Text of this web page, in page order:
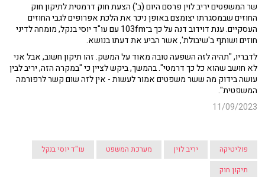
שר המשפטים יריב לוין פרסם היום (ב') הצעת חוק דרמטית לתיקון חוק
החוזים שבמסגרתו יצומצם באופן ניכר את הלכת אפרופים לגבי החוזים
העסקיים. ענת דוידוב דנה על כך ב־103fm עם עו"ד יוסי בנקל, מומחה לדיני
חוזים ושותף ב'שיבולת', אשר הביע את דעתו בנושא.
לדבריו, "תהיה לזה השפעה טובה מאוד על המשק. זהו תיקון חשוב, אבל אני
לא חושב שהוא כל כך דרמטי". בהמשך, ביקש לציין כי "במקרה הזה, יריב לבין
עושה בידוק מה ששר משפטים אמור לעשות - אין לזה שום קשר לרפורמה
המשפטית".
11/09/2023
פוליטיקה יריב לוין מערכת המשפט
עו"ד יוסי בנקל
תיקון חוק